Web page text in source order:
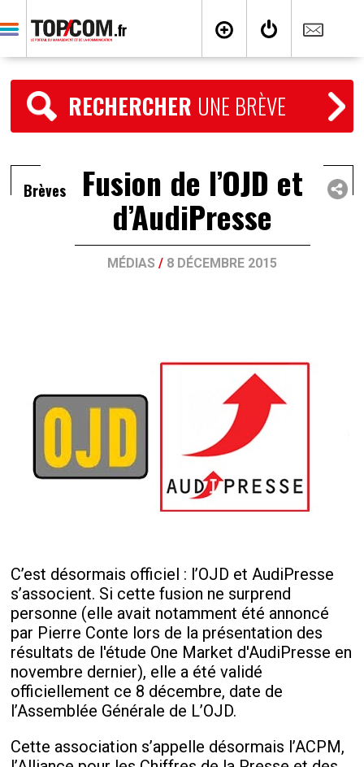
RECHERCHER UNE BRÈVE
Brèves Fusion de l’OJD et
d’AudiPresse
MÉDIAS / 8 DÉCEMBRE 2015
C’est désormais officiel : l’OJD et AudiPresse
s’associent. Si cette fusion ne surprend
personne (elle avait notamment été annoncé
par Pierre Conte lors de la présentation des
résultats de l'étude One Market d'AudiPresse en
novembre dernier), elle a été validé
officiellement ce 8 décembre, date de
l’Assemblée Générale de L’OJD.
Cette association s’appelle désormais l’ACPM,